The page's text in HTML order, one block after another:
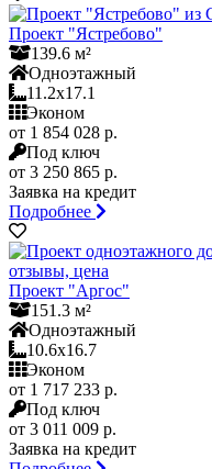
Проект "Ястребово"
139.6 м²
Одноэтажный
11.2x17.1
Эконом
от 1 854 028 р.
Под ключ
от 3 250 865 р.
Заявка на кредит
Подробнее
Проект "Аргос"
151.3 м²
Одноэтажный
10.6x16.7
Эконом
от 1 717 233 р.
Под ключ
от 3 011 009 р.
Заявка на кредит